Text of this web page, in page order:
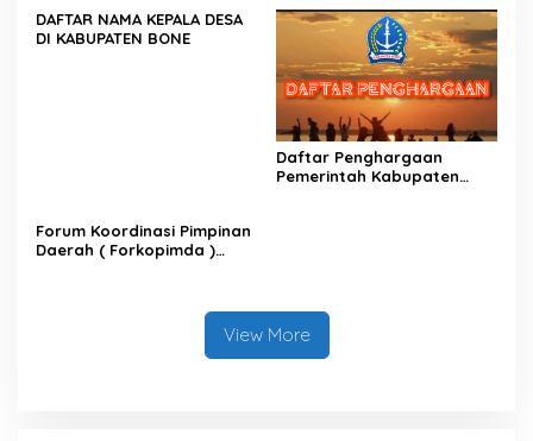
DAFTAR NAMA KEPALA DESA
DI KABUPATEN BONE
Daftar Penghargaan
Pemerintah Kabupaten
Forum Koordinasi Pimpinan
Daerah ( Forkopimda )
View More